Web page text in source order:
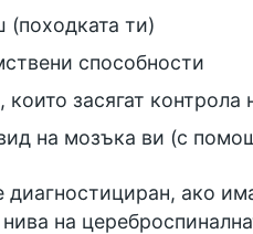
(походката ти)
способности
които засягат
на мозъка ви (с
ако
на